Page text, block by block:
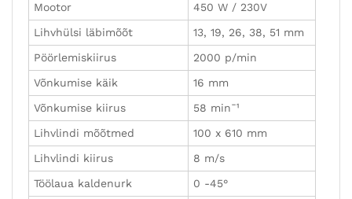
Mootor
450 W / 230V
Lihvhülsi läbimõõt
13, 19, 26, 38, 51 mm
Pöörlemiskiirus
2000 p/min
Võnkumise käik
16 mm
Võnkumise kiirus
58 min¯¹
Lihvlindi mõõtmed
100 x 610 mm
Lihvlindi kiirus
8 m/s
Töölaua kaldenurk
0 -45°